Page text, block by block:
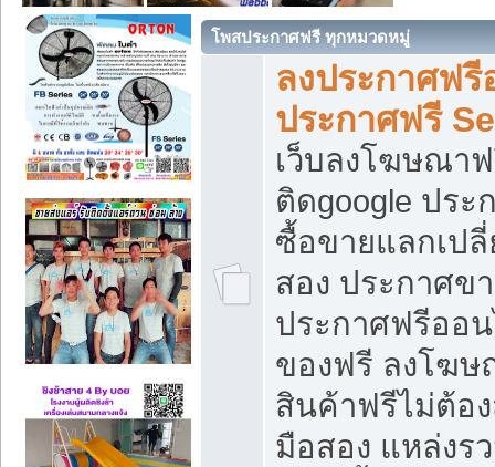
โพสประกาศฟรี ทุกหมวดหมู่
ลงประกาศฟ
ประกาศฟรี
เว็บลงโฆษณา
ติดgoogle ปร
ซื้อขายแลกเป
สอง ประกาศข
ประกาศฟรีออ
ของฟรี ลงโฆ
สินค้าฟรีไม่ต้อ
มือสอง แหล่งร